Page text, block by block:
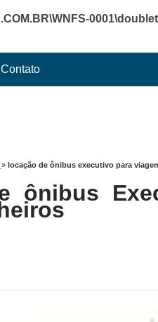
Contato
» locação de ônibus executivo para
ônibus